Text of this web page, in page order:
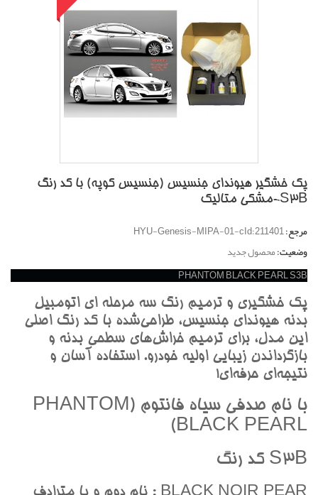
پک خشگير هیوندای جنسیس (جنسیس کوپه) با کد رنگ
S3B-مشکي متاليک
مرجع:HYU-Genesis-MIPA-01-cId:211401
وضعیت:محصول جدید
PHANTOM BLACK PEARL S3B
پک خشگيري و ترميم رنگ سه مرحله اي اتومبيل
بدنه هيونداي جنسيس، طراحي‌شده با کد رنگ اصلي
اين مدل، براي ترميم خراش‌هاي سطحي بدنه و
بازگرداندن زيبايي اوليه خودرو. استفاده آسان و
نتيجه‌اي حرفه‌اي!
با نام صدفي سياه فانتوم (PHANTOM
BLACK PEARL)
S3B کد رنگ